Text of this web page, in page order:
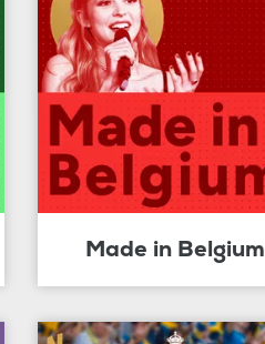
Made in Belgium